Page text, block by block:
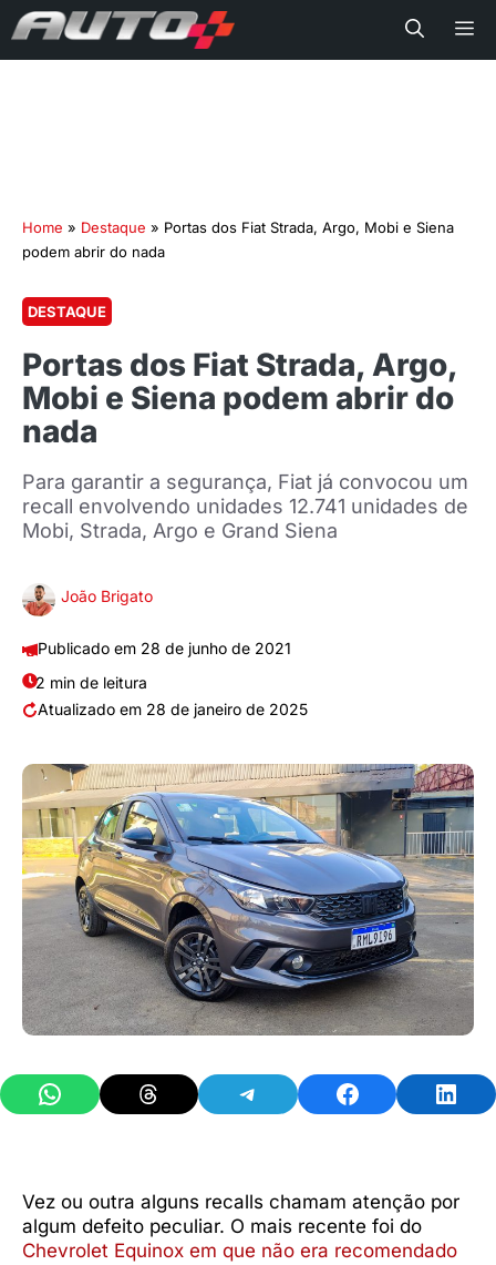
Home » Destaque » Portas dos Fiat Strada, Argo, Mobi e Siena
podem abrir do nada
DESTAQUE
Portas dos Fiat Strada, Argo,
Mobi e Siena podem abrir do
nada
Para garantir a segurança, Fiat já convocou um
recall envolvendo unidades 12.741 unidades de
Mobi, Strada, Argo e Grand Siena
João Brigato
28 de junho de 2021
2 min de leitura
28 de janeiro de 2025
Share on WhatsAppShare on ThreadsShare on TelegramShare on Facebook
Vez ou outra alguns recalls chamam atenção por
algum defeito peculiar. O mais recente foi do
Chevrolet Equinox em que não era recomendado